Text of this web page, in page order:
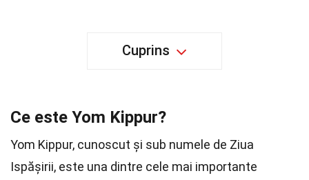
Cuprins
Ce este Yom Kippur?
Yom Kippur, cunoscut și sub numele de Ziua
Ispășirii, este una dintre cele mai importante